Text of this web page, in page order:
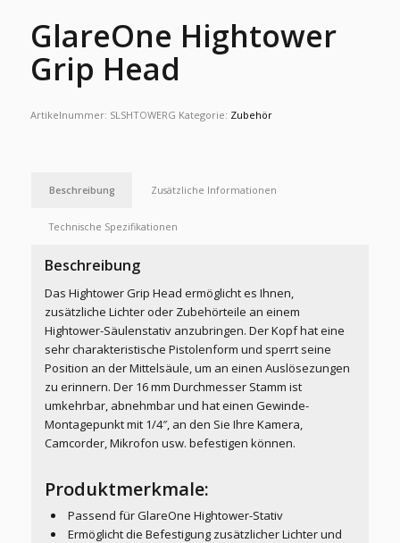
GlareOne Hightower
Grip Head
Artikelnummer: SLSHTOWERG Kategorie: Zubehör
Beschreibung Zusätzliche Informationen
Technische Spezifikationen
Beschreibung
Das Hightower Grip Head ermöglicht es Ihnen,
zusätzliche Lichter oder Zubehörteile an einem
Hightower-Säulenstativ anzubringen. Der Kopf hat eine
sehr charakteristische Pistolenform und sperrt seine
Position an der Mittelsäule, um an einen Auslösezungen
zu erinnern. Der 16 mm Durchmesser Stamm ist
umkehrbar, abnehmbar und hat einen Gewinde-
Montagepunkt mit 1/4″, an den Sie Ihre Kamera,
Camcorder, Mikrofon usw. befestigen können.
Produktmerkmale:
Passend für GlareOne Hightower-Stativ
Ermöglicht die Befestigung zusätzlicher Lichter und